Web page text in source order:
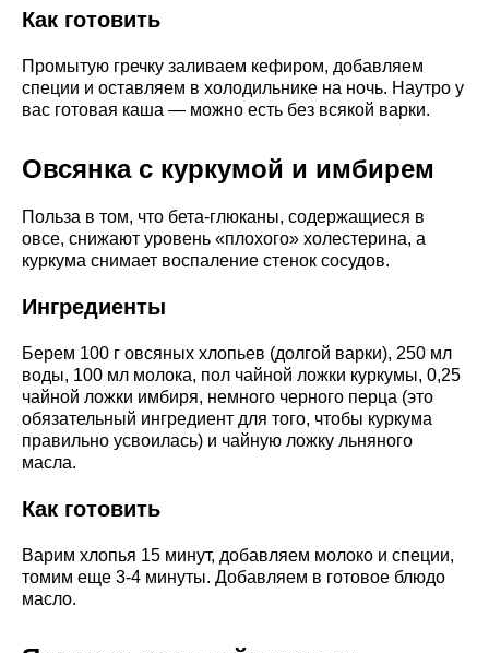
Как готовить
Промытую гречку заливаем кефиром, добавляем
специи и оставляем в холодильнике на ночь. Наутро у
вас готовая каша — можно есть без всякой варки.
Овсянка с куркумой и имбирем
Польза в том, что бета-глюканы, содержащиеся в
овсе, снижают уровень «плохого» холестерина, а
куркума снимает воспаление стенок сосудов.
Ингредиенты
Берем 100 г овсяных хлопьев (долгой варки), 250 мл
воды, 100 мл молока, пол чайной ложки куркумы, 0,25
чайной ложки имбиря, немного черного перца (это
обязательный ингредиент для того, чтобы куркума
правильно усвоилась) и чайную ложку льняного
масла.
Как готовить
Варим хлопья 15 минут, добавляем молоко и специи,
томим еще 3-4 минуты. Добавляем в готовое блюдо
масло.